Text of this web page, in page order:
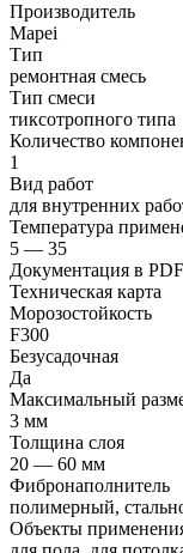
Производитель
Mapei
Тип
ремонтная смесь
Тип смеси
тиксотропного типа
Количество
1
Вид работ
для внутренних
Температура
5 — 35
Документация в PDF
Техническая карта
Морозостойкость
F300
Безусадочная
Да
Максимальный
3 мм
Толщина слоя
20 — 60 мм
Фибронаполнитель
полимерный,
Объекты